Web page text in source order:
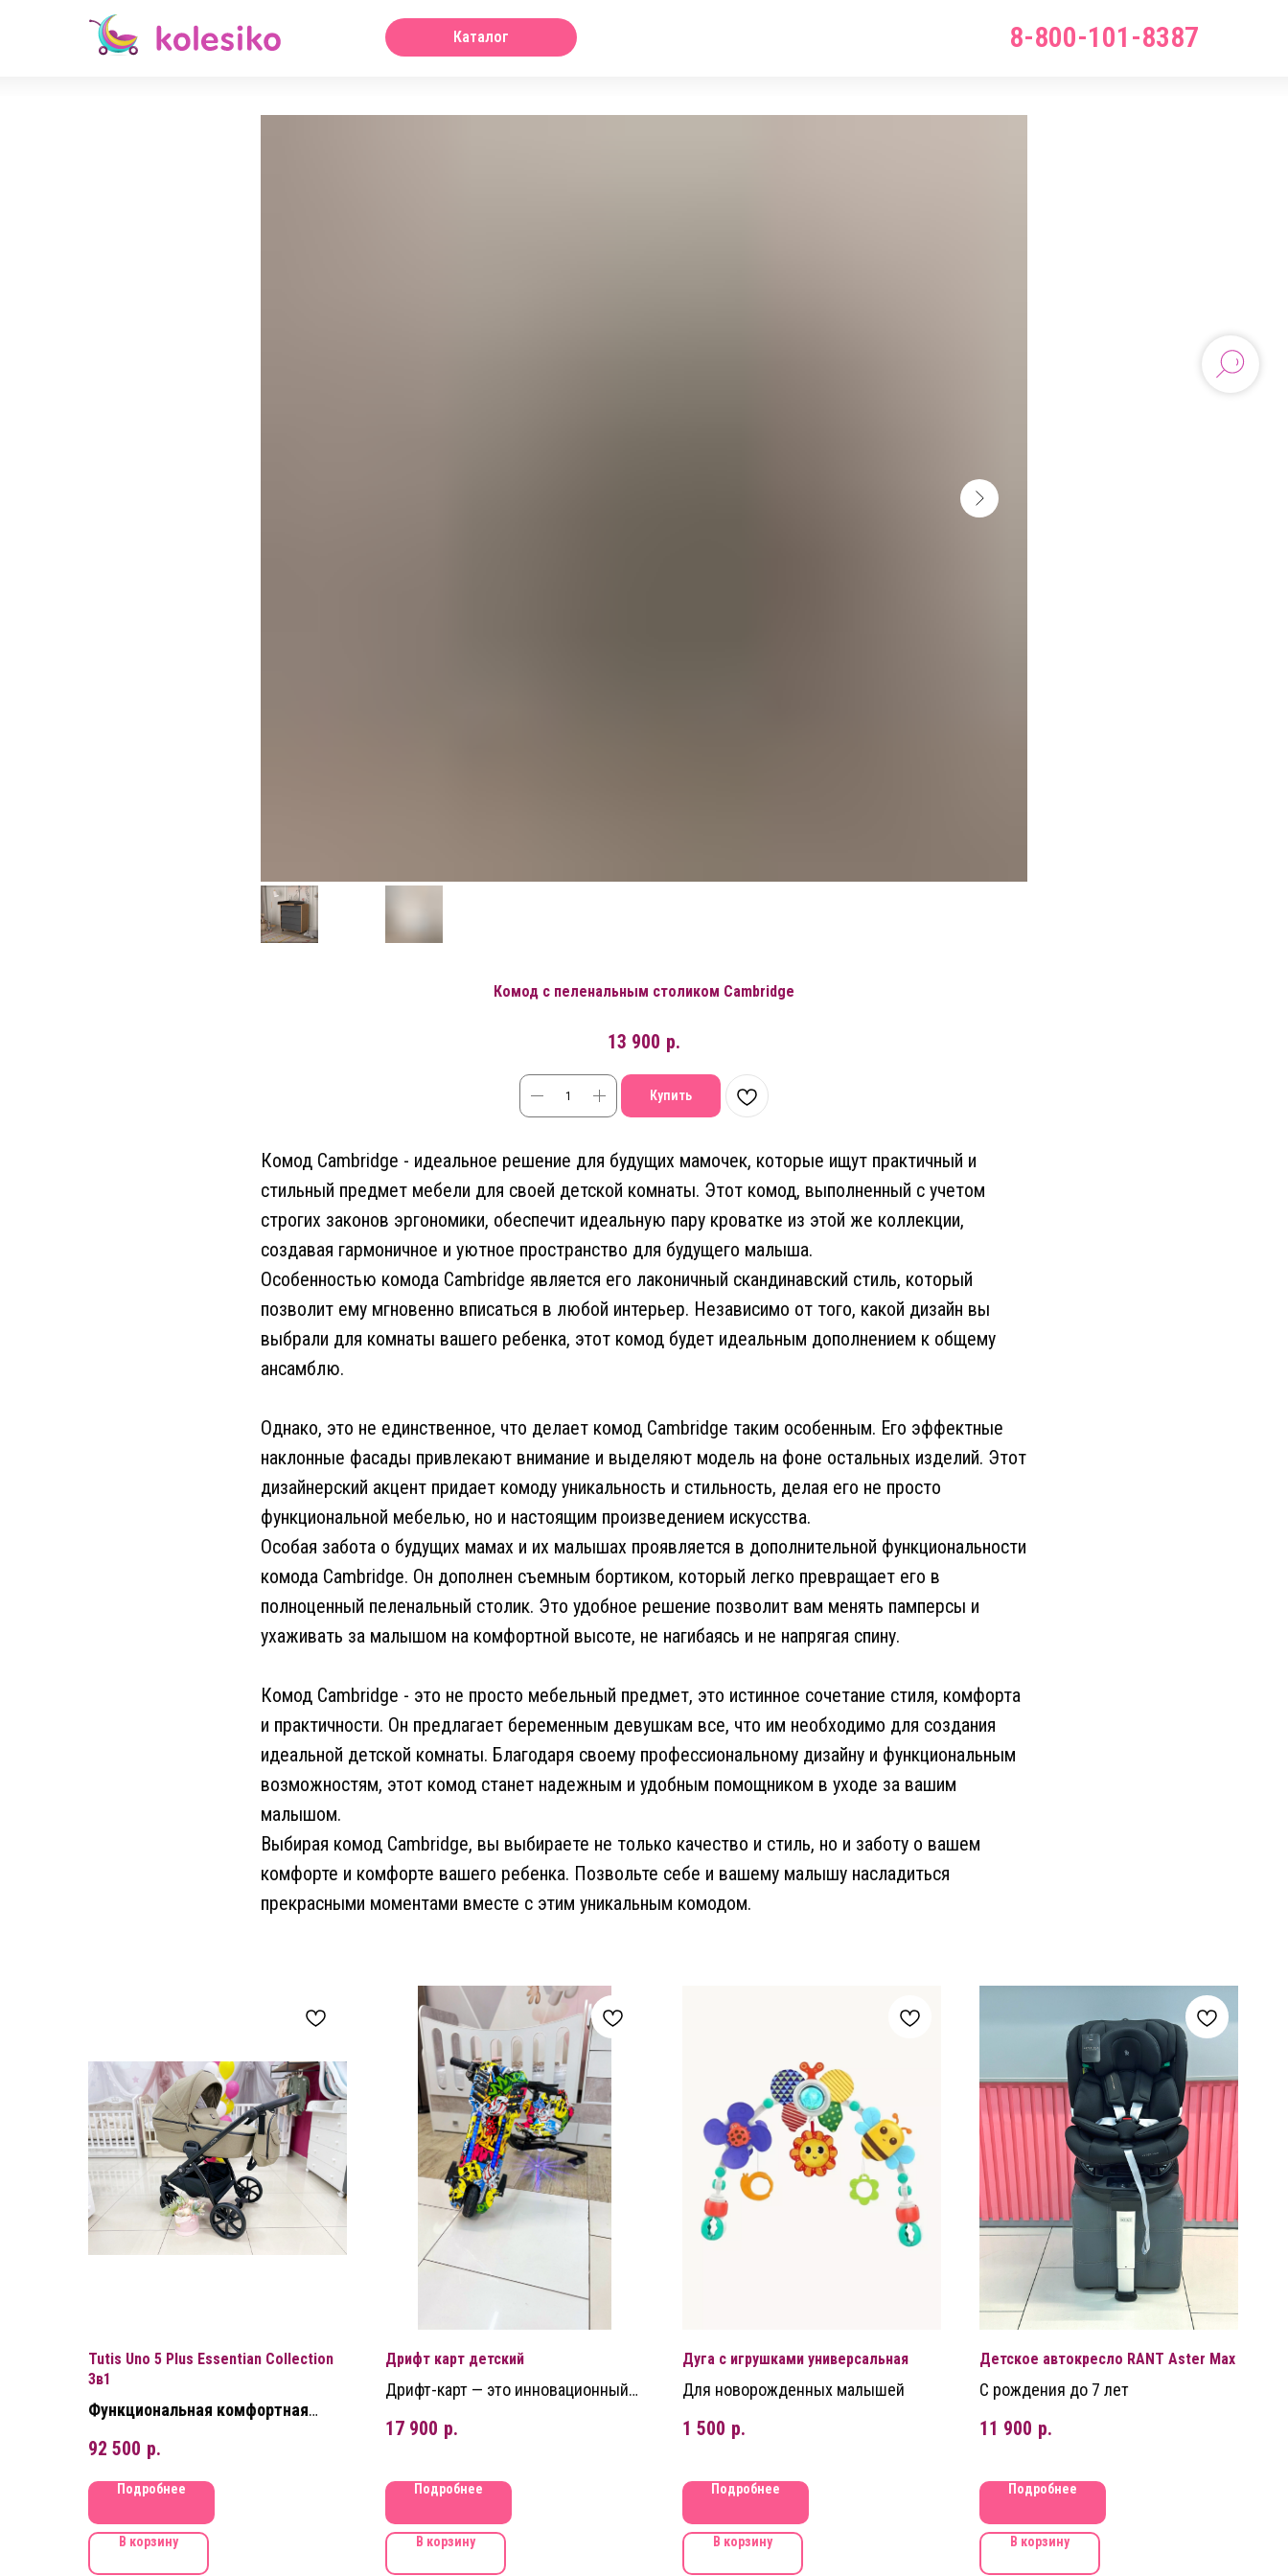
8-800-101-8387
Каталог
Комод с пеленальным столиком Cambridge
13 900 р.
Купить
Комод Cambridge - идеальное решение для будущих мамочек, которые ищут практичный и
стильный предмет мебели для своей детской комнаты. Этот комод, выполненный с учетом
строгих законов эргономики, обеспечит идеальную пару кроватке из этой же коллекции,
создавая гармоничное и уютное пространство для будущего малыша.
Особенностью комода Cambridge является его лаконичный скандинавский стиль, который
позволит ему мгновенно вписаться в любой интерьер. Независимо от того, какой дизайн вы
выбрали для комнаты вашего ребенка, этот комод будет идеальным дополнением к общему
ансамблю.
Однако, это не единственное, что делает комод Cambridge таким особенным. Его эффектные
наклонные фасады привлекают внимание и выделяют модель на фоне остальных изделий. Этот
дизайнерский акцент придает комоду уникальность и стильность, делая его не просто
функциональной мебелью, но и настоящим произведением искусства.
Особая забота о будущих мамах и их малышах проявляется в дополнительной функциональности
комода Cambridge. Он дополнен съемным бортиком, который легко превращает его в
полноценный пеленальный столик. Это удобное решение позволит вам менять памперсы и
ухаживать за малышом на комфортной высоте, не нагибаясь и не напрягая спину.
Комод Cambridge - это не просто мебельный предмет, это истинное сочетание стиля, комфорта
и практичности. Он предлагает беременным девушкам все, что им необходимо для создания
идеальной детской комнаты. Благодаря своему профессиональному дизайну и функциональным
возможностям, этот комод станет надежным и удобным помощником в уходе за вашим
малышом.
Выбирая комод Cambridge, вы выбираете не только качество и стиль, но и заботу о вашем
комфорте и комфорте вашего ребенка. Позвольте себе и вашему малышу насладиться
прекрасными моментами вместе с этим уникальным комодом.
Tutis Uno 5 Plus Essentian Collection
3в1
Функциональная комфортная
коляска для детей с рождения до
3 лет
92 500 р.
Подробнее
В корзину
Дрифт карт детский
Дрифт-карт — это инновационный
электрический транспорт
17 900 р.
Подробнее
В корзину
Дуга с игрушками универсальная
Для новорожденных малышей
1 500 р.
Подробнее
В корзину
Детское автокресло RANT Aster Max
С рождения до 7 лет
11 900 р.
Подробнее
В корзину